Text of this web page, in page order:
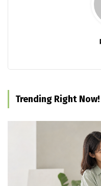
Trending Right Now!